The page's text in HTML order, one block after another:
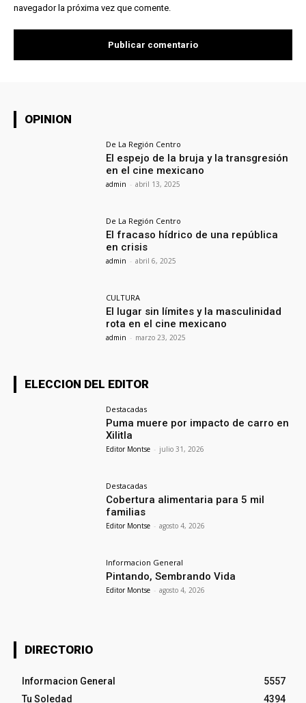
navegador la próxima vez que comente.
OPINION
De La Región Centro
El espejo de la bruja y la transgresión
en el cine mexicano
admin - abril 13, 2025
De La Región Centro
El fracaso hídrico de una república
en crisis
admin - abril 6, 2025
CULTURA
El lugar sin límites y la masculinidad
rota en el cine mexicano
admin - marzo 23, 2025
ELECCION DEL EDITOR
Destacadas
Puma muere por impacto de carro en
Xilitla
Editor Montse - julio 31, 2026
Destacadas
Cobertura alimentaria para 5 mil
familias
Editor Montse - agosto 4, 2026
Informacion General
Pintando, Sembrando Vida
Editor Montse - agosto 4, 2026
DIRECTORIO
Informacion General
5557
Tu Soledad
4394